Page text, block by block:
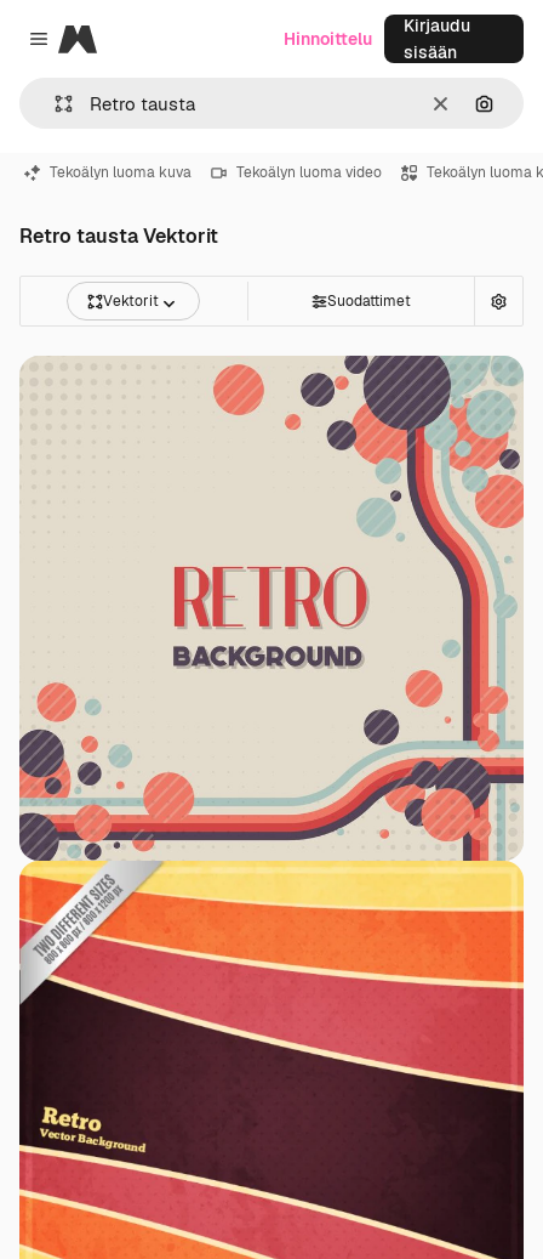
Close menu
Magnific
SelkeäHae
Hinnoittelu
Kirjaudu
sisään
Tekoälyn luoma kuva Tekoälyn luoma video Tekoälyn luoma
Retro tausta Vektorit
Vektorit Suodattimet